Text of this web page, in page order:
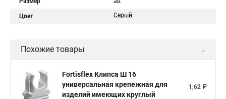
Цвет Серый
Похожие товары
Fortisflex Клипса Ш 16
универсальная крепежная для
изделий имеющих круглый
1,62 ₽